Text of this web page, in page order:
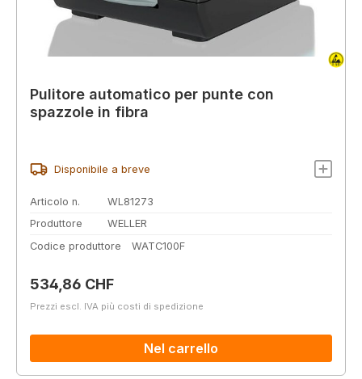
Pulitore automatico per punte con
spazzole in fibra
Disponibile a breve
Articolo n.
WL81273
Produttore
WELLER
Codice produttore
WATC100F
Prezzo normale:
534,86 CHF
Prezzi escl. IVA più costi di spedizione
Nel carrello